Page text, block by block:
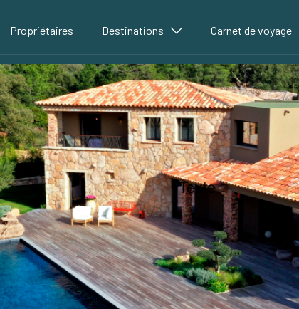
Propriétaires Destinations Carnet de voyage